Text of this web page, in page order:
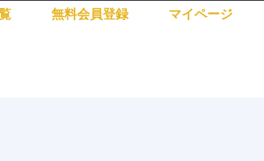
無料会員登録 マイページ